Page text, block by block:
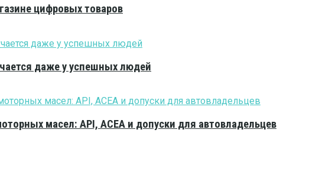
цифровых товаров
даже у успешных людей
масел: API, ACEA и допуски для автовладельцев